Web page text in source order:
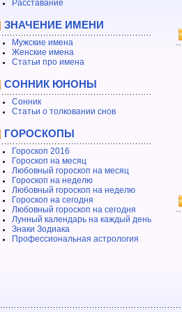
Расставание
ЗНАЧЕНИЕ ИМЕНИ
Мужские имена
Женские имена
Статьи про имена
СОННИК ЮНОНЫ
Сонник
Статьи о толковании снов
ГОРОСКОПЫ
Гороскоп 2016
Гороскоп на месяц
Любовный гороскоп на месяц
Гороскоп на неделю
Любовный гороскоп на неделю
Гороскоп на сегодня
Любовный гороскоп на сегодня
Лунный календарь на каждый день
Знаки Зодиака
Профессиональная астрология